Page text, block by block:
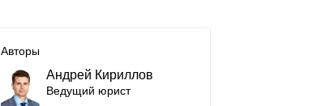
Español
Авторы
Андрей Кириллов
Ведущий юрист